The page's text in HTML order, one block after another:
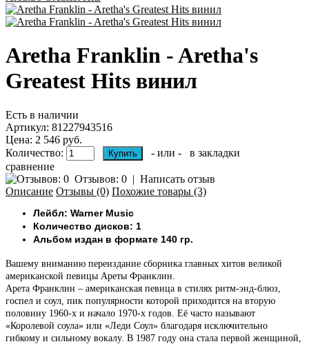
Aretha Franklin - Aretha's
Greatest Hits винил
Есть в наличии
Артикул: 81227943516
Цена: 2 546 руб.
Количество:
- или -
в закладки
сравнение
Отзывов: 0 | Написать отзыв
Описание Отзывы (0) Похожие товары (3)
Лейбл: Warner Music
Количество дисков: 1
Альбом издан в формате 140 гр.
Вашему вниманию переиздание сборника главных хитов великой
американской певицы Ареты Франклин.
Арета Франклин – американская певица в стилях ритм-энд-блюз,
госпел и соул, пик популярности которой приходится на вторую
половину 1960-х и начало 1970-х годов. Её часто называют
«Королевой соула» или «Леди Соул» благодаря исключительно
гибкому и сильному вокалу. В 1987 году она стала первой женщиной,